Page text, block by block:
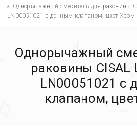
Однорычажный смеситель для раковины
LN00051021 с донным клапаном, цвет Хром
Однорычажный
раковины CISAL
LN00051021 с
клапаном,